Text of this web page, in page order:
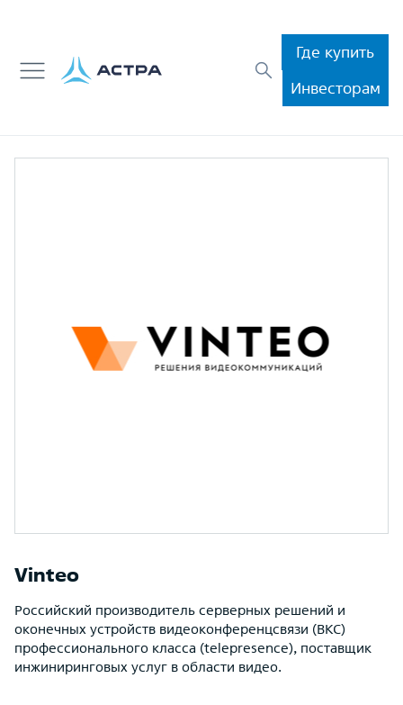
Где купить
Инвесторам
Vinteo
Российский производитель серверных решений и
оконечных устройств видеоконференцсвязи (ВКС)
профессионального класса (telepresence), поставщик
инжиниринговых услуг в области видео.